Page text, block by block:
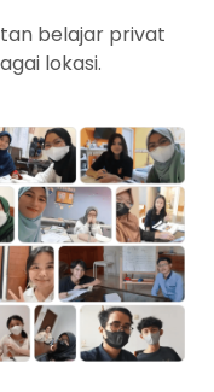
belajar privat
lokasi.